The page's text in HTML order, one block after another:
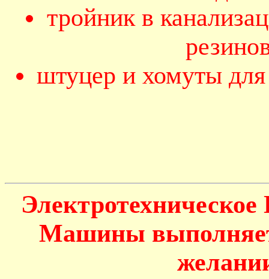
тройник в
штуцер и хомуты
Машины